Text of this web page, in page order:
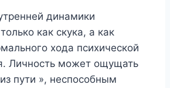
динамики
как скука, а как
хода психической
Личность может ощущать
пути », неспособным